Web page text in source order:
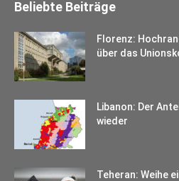
Beliebte Beiträge
Florenz:
über das
Libanon: Der
wieder
Teheran: Weihe